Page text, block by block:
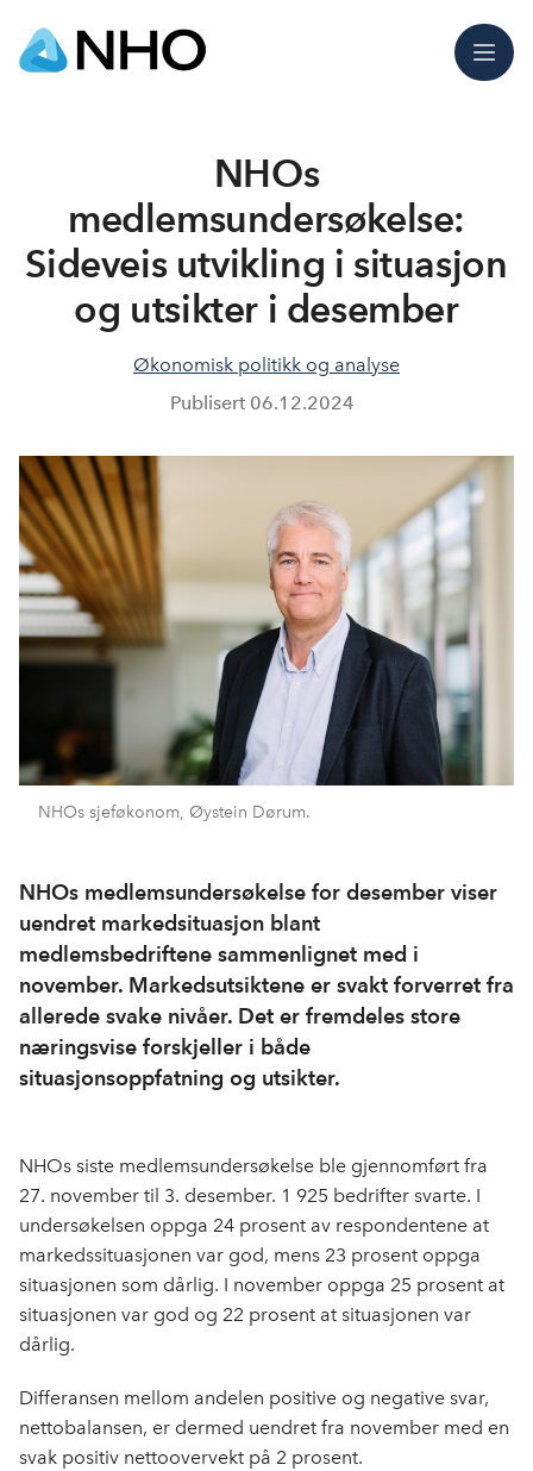
Meny
NHOs
medlemsundersøkelse:
Sideveis utvikling i situasjon
og utsikter i desember
Økonomisk politikk og analyse
Publisert 06.12.2024
NHOs sjeføkonom, Øystein Dørum.
NHOs medlemsundersøkelse for desember viser
uendret markedsituasjon blant
medlemsbedriftene sammenlignet med i
november. Markedsutsiktene er svakt forverret fra
allerede svake nivåer. Det er fremdeles store
næringsvise forskjeller i både
situasjonsoppfatning og utsikter.
NHOs siste medlemsundersøkelse ble gjennomført fra
27. november til 3. desember. 1 925 bedrifter svarte. I
undersøkelsen oppga 24 prosent av respondentene at
markedssituasjonen var god, mens 23 prosent oppga
situasjonen som dårlig. I november oppga 25 prosent at
situasjonen var god og 22 prosent at situasjonen var
dårlig.
Differansen mellom andelen positive og negative svar,
nettobalansen, er dermed uendret fra november med en
svak positiv nettoovervekt på 2 prosent.